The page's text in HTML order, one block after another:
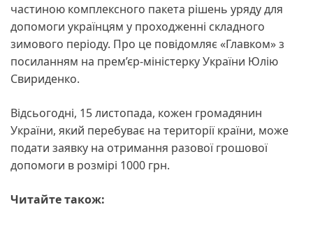
частиною комплексного пакета рішень уряду для
допомоги українцям у проходженні складного
зимового періоду. Про це повідомляє «Главком» з
посиланням на прем’єр-міністерку України Юлію
Свириденко.
Відсьогодні, 15 листопада, кожен громадянин
України, який перебуває на території країни, може
подати заявку на отримання разової грошової
допомоги в розмірі 1000 грн.
Читайте також: